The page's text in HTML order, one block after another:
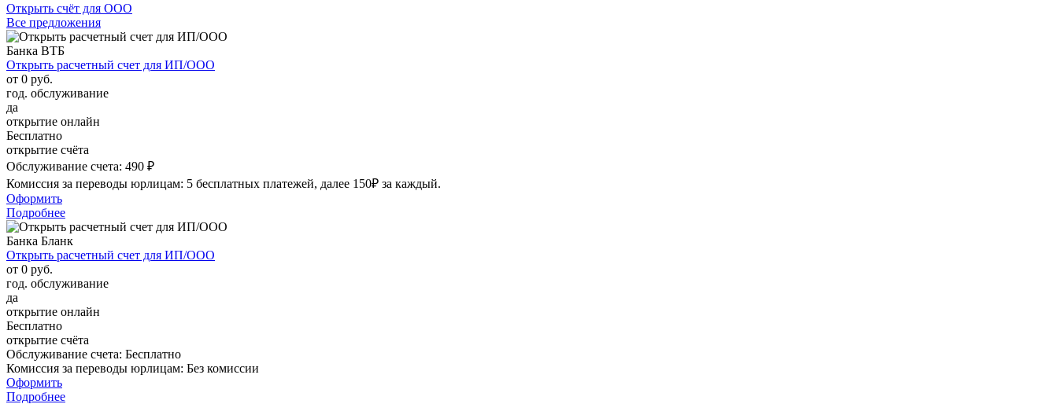
Открыть счёт для ООО
Все предложения
Банка ВТБ
Открыть расчетный счет для ИП/ООО
от 0 руб.
год. обслуживание
да
открытие онлайн
Бесплатно
открытие счёта
Обслуживание счета: 490 ₽
Комиссия за переводы юрлицам: 5 бесплатных платежей, далее 150₽ за каждый.
Оформить
Подробнее
Банка Бланк
Открыть расчетный счет для ИП/ООО
от 0 руб.
год. обслуживание
да
открытие онлайн
Бесплатно
открытие счёта
Обслуживание счета: Бесплатно
Комиссия за переводы юрлицам: Без комиссии
Оформить
Подробнее